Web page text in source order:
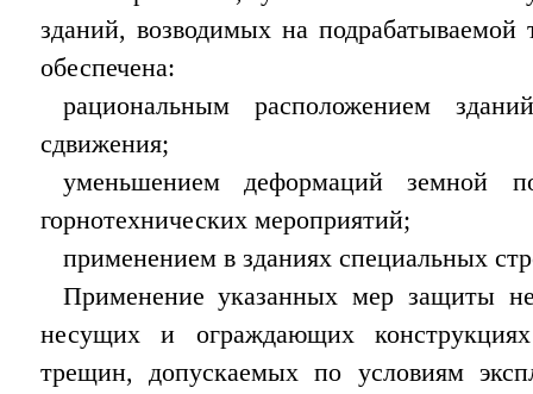
зданий, возводимых на
обеспечена:
рациональным расположением
сдвижения;
уменьшением деформаций земной
горнотехнических мероприятий;
применением в зданиях специальных
Применение указанных мер защиты
несущих и ограждающих
трещин, допускаемых по условиям